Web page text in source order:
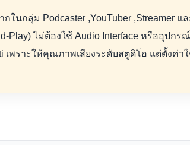
ในกลุ่ม Podcaster ,YouTuber ,Streamer แ
Play) ไม่ต้องใช้ Audio Interface หรืออุปก
เพราะให้คุณภาพเสียงระดับสตูดิโอ แต่ตั้งค่า